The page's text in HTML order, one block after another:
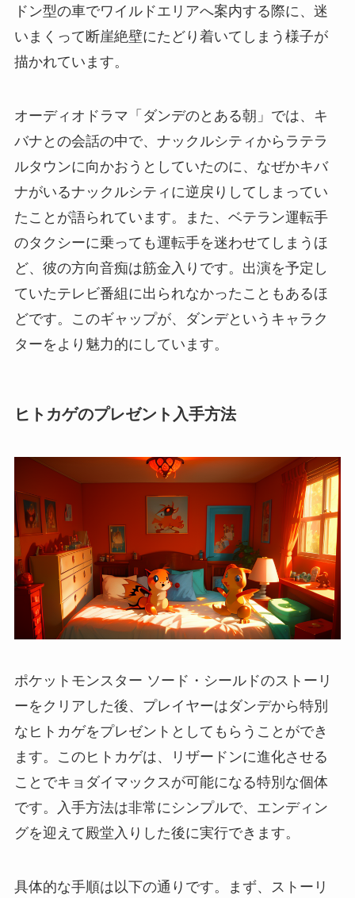
ドン型の車でワイルドエリアへ案内する際に、迷
いまくって断崖絶壁にたどり着いてしまう様子が
描かれています。
オーディオドラマ「ダンデのとある朝」では、キ
バナとの会話の中で、ナックルシティからラテラ
ルタウンに向かおうとしていたのに、なぜかキバ
ナがいるナックルシティに逆戻りしてしまってい
たことが語られています。また、ベテラン運転手
のタクシーに乗っても運転手を迷わせてしまうほ
ど、彼の方向音痴は筋金入りです。出演を予定し
ていたテレビ番組に出られなかったこともあるほ
どです。このギャップが、ダンデというキャラク
ターをより魅力的にしています。
ヒトカゲのプレゼント入手方法
ポケットモンスター ソード・シールドのストーリ
ーをクリアした後、プレイヤーはダンデから特別
なヒトカゲをプレゼントとしてもらうことができ
ます。このヒトカゲは、リザードンに進化させる
ことでキョダイマックスが可能になる特別な個体
です。入手方法は非常にシンプルで、エンディン
グを迎えて殿堂入りした後に実行できます。
具体的な手順は以下の通りです。まず、ストーリ